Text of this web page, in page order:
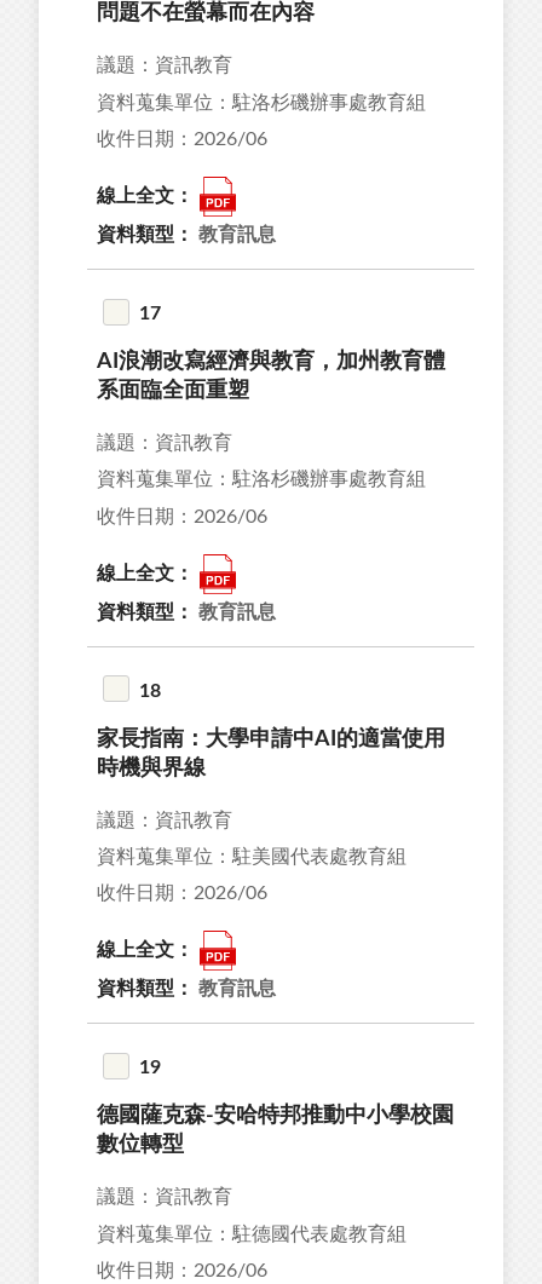
問題不在螢幕而在內容
議題：資訊教育
資料蒐集單位：駐洛杉磯辦事處教育組
收件日期：2026/06
線上全文：
資料類型： 教育訊息
17
AI浪潮改寫經濟與教育，加州教育體
系面臨全面重塑
議題：資訊教育
資料蒐集單位：駐洛杉磯辦事處教育組
收件日期：2026/06
線上全文：
資料類型： 教育訊息
18
家長指南：大學申請中AI的適當使用
時機與界線
議題：資訊教育
資料蒐集單位：駐美國代表處教育組
收件日期：2026/06
線上全文：
資料類型： 教育訊息
19
德國薩克森-安哈特邦推動中小學校園
數位轉型
議題：資訊教育
資料蒐集單位：駐德國代表處教育組
收件日期：2026/06